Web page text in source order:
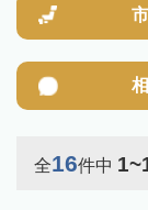
全16件中